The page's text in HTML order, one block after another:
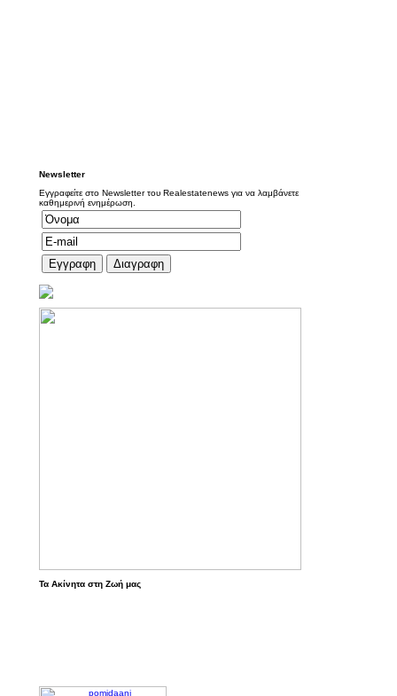
Newsletter
Εγγραφείτε στο Newsletter του Realestatenews για να λαμβάνετε
καθημερινή ενημέρωση.
Τα Ακίνητα στη Ζωή μας